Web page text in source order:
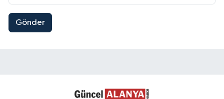
Gönder